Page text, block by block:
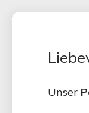
Unser